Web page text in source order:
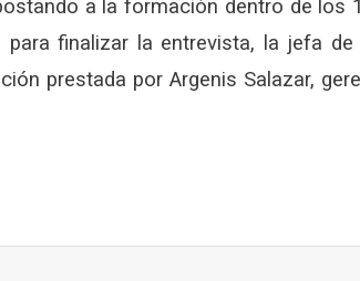
a la formación dentro de los
finalizar la entrevista, la jefa de
prestada por Argenis Salazar,